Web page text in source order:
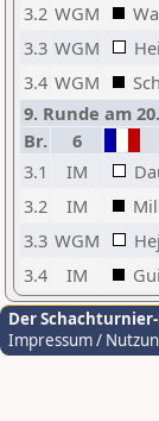
3.2 WGM
3.3 WGM
3.4 WGM
9. Runde am
Br.
6
3.1
IM
3.2
IM
3.3 WGM
3.4
IM
Der
Impressum /